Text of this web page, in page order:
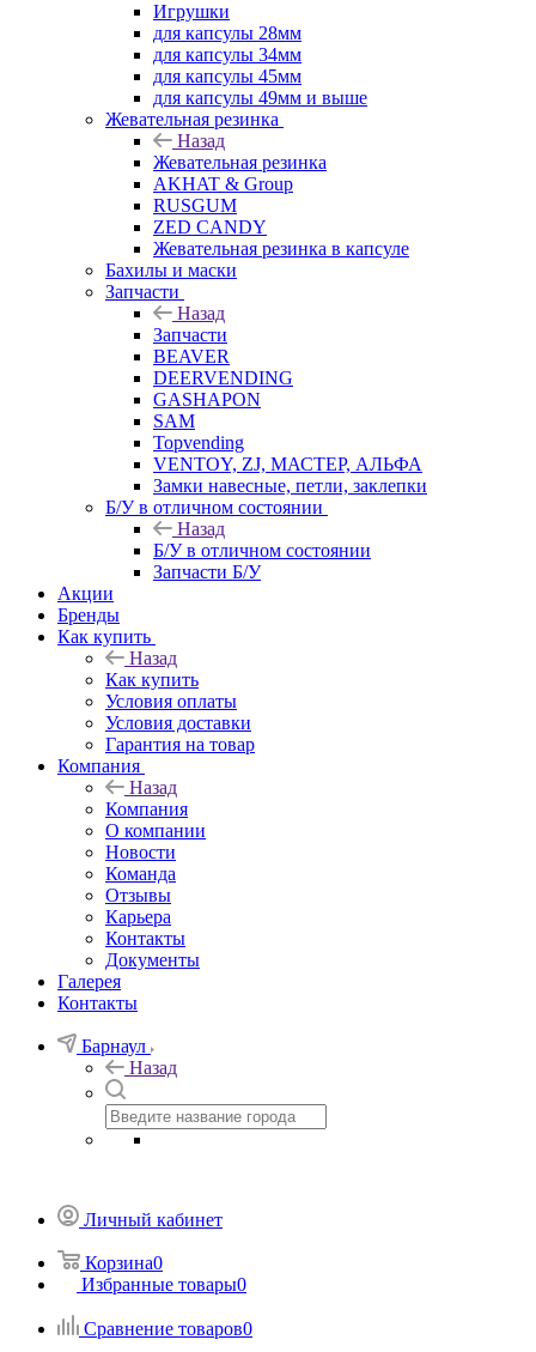
Игрушки
для капсулы 28мм
для капсулы 34мм
для капсулы 45мм
для капсулы 49мм и выше
Жевательная резинка
Назад
Жевательная резинка
AKHAT & Group
RUSGUM
ZED CANDY
Жевательная резинка в капсуле
Бахилы и маски
Запчасти
Назад
Запчасти
BEAVER
DEERVENDING
GASHAPON
SAM
Topvending
VENTOY, ZJ, МАСТЕР, АЛЬФА
Замки навесные, петли, заклепки
Б/У в отличном состоянии
Назад
Б/У в отличном состоянии
Запчасти Б/У
Акции
Бренды
Как купить
Назад
Как купить
Условия оплаты
Условия доставки
Гарантия на товар
Компания
Назад
Компания
О компании
Новости
Команда
Отзывы
Карьера
Контакты
Документы
Галерея
Контакты
Барнаул
Назад
Личный кабинет
Корзина0
Избранные товары0
Сравнение товаров0